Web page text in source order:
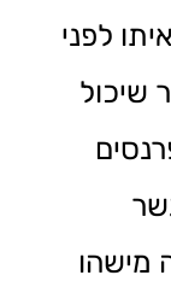
לפני
שיכול
מישהו